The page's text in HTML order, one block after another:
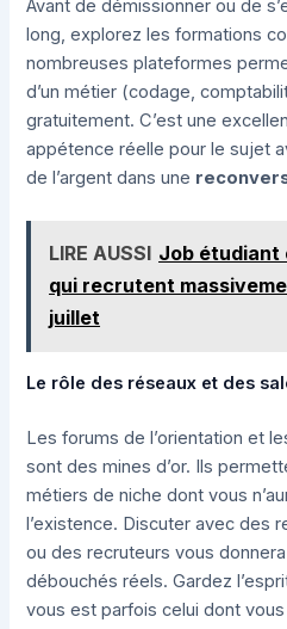
Avant de démissionner ou de
long, explorez les formations
nombreuses plateformes
d’un métier (codage,
gratuitement. C’est une
appétence réelle pour le sujet
de l’argent dans une
LIRE AUSSI Job étudiant
qui recrutent
juillet
Le rôle des réseaux et des
Les forums de l’orientation et
sont des mines d’or. Ils
métiers de niche dont vous
l’existence. Discuter avec des
ou des recruteurs vous
débouchés réels. Gardez
vous est parfois celui dont vous